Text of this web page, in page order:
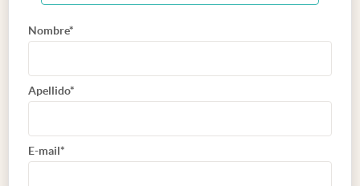
Nombre*
Apellido*
E-mail*